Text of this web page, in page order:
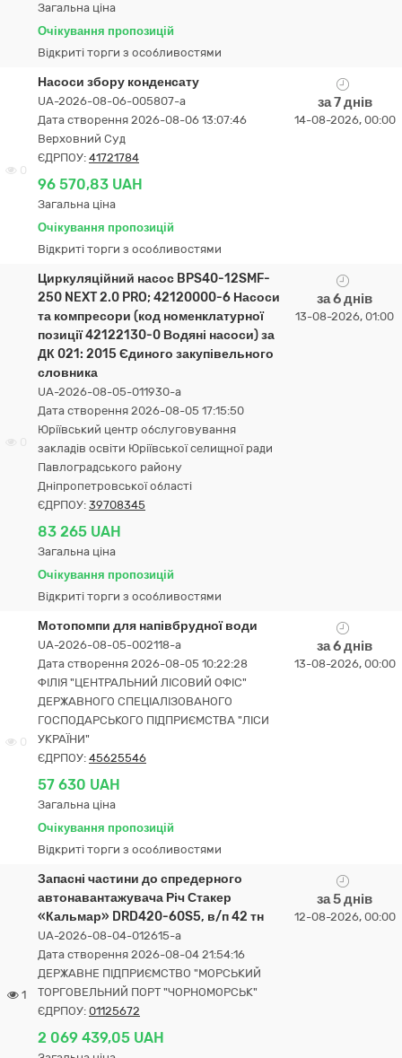
Загальна ціна
Очікування пропозицій
Відкриті торги з особливостями
0
Насоси збору конденсату
UA-2026-08-06-005807-a
Дата створення 2026-08-06 13:07:46
Верховний Суд
ЄДРПОУ: 41721784
96 570,83 UAH
Загальна ціна
Очікування пропозицій
Відкриті торги з особливостями
за 7 днів
14-08-2026, 00:00
Циркуляційний насос BPS40-12SMF-
250 NEXT 2.0 PRO; 42120000-6 Насоси
та компресори (код номенклатурної
позиції 42122130-0 Водяні насоси) за
ДК 021: 2015 Єдиного закупівельного
словника
UA-2026-08-05-011930-a
Дата створення 2026-08-05 17:15:50
Юріївський центр обслуговування
закладів освіти Юріївської селищної ради
Павлоградського району
Дніпропетровської області
ЄДРПОУ: 39708345
83 265 UAH
Загальна ціна
Очікування пропозицій
Відкриті торги з особливостями
за 6 днів
13-08-2026, 01:00
0
Мотопомпи для напівбрудної води
UA-2026-08-05-002118-a
Дата створення 2026-08-05 10:22:28
ФІЛІЯ "ЦЕНТРАЛЬНИЙ ЛІСОВИЙ ОФІС"
ДЕРЖАВНОГО СПЕЦІАЛІЗОВАНОГО
ГОСПОДАРСЬКОГО ПІДПРИЄМСТВА "ЛІСИ
УКРАЇНИ"
ЄДРПОУ: 45625546
57 630 UAH
Загальна ціна
Очікування пропозицій
Відкриті торги з особливостями
за 6 днів
13-08-2026, 00:00
1
Запасні частини до спредерного
автонавантажувача Річ Стакер
«Кальмар» DRD420-60S5, в/п 42 тн
UA-2026-08-04-012615-a
Дата створення 2026-08-04 21:54:16
ДЕРЖАВНЕ ПІДПРИЄМСТВО "МОРСЬКИЙ
ТОРГОВЕЛЬНИЙ ПОРТ "ЧОРНОМОРСЬК"
ЄДРПОУ: 01125672
2 069 439,05 UAH
за 5 днів
12-08-2026, 00:00